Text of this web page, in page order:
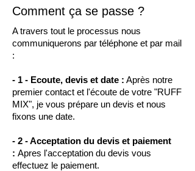
Comment ça se passe ?
A travers tout le processus nous
communiquerons par téléphone et par mail
:
- 1 - Ecoute, devis et date : Après notre
premier contact et l'écoute de votre "RUFF
MIX", je vous prépare un devis et nous
fixons une date.
- 2 - Acceptation du devis et paiement
: Apres l'acceptation du devis vous
effectuez le paiement.